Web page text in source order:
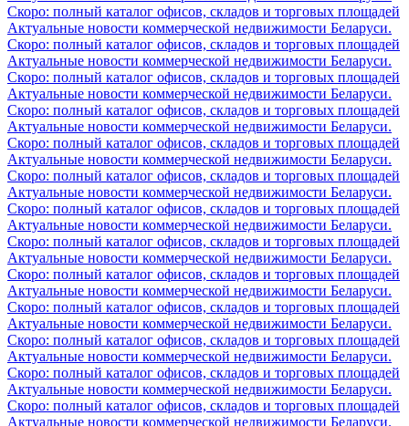
Скоро: полный каталог офисов, складов и торговых площадей
Актуальные новости коммерческой недвижимости Беларуси.
Скоро: полный каталог офисов, складов и торговых площадей
Актуальные новости коммерческой недвижимости Беларуси.
Скоро: полный каталог офисов, складов и торговых площадей
Актуальные новости коммерческой недвижимости Беларуси.
Скоро: полный каталог офисов, складов и торговых площадей
Актуальные новости коммерческой недвижимости Беларуси.
Скоро: полный каталог офисов, складов и торговых площадей
Актуальные новости коммерческой недвижимости Беларуси.
Скоро: полный каталог офисов, складов и торговых площадей
Актуальные новости коммерческой недвижимости Беларуси.
Скоро: полный каталог офисов, складов и торговых площадей
Актуальные новости коммерческой недвижимости Беларуси.
Скоро: полный каталог офисов, складов и торговых площадей
Актуальные новости коммерческой недвижимости Беларуси.
Скоро: полный каталог офисов, складов и торговых площадей
Актуальные новости коммерческой недвижимости Беларуси.
Скоро: полный каталог офисов, складов и торговых площадей
Актуальные новости коммерческой недвижимости Беларуси.
Скоро: полный каталог офисов, складов и торговых площадей
Актуальные новости коммерческой недвижимости Беларуси.
Скоро: полный каталог офисов, складов и торговых площадей
Актуальные новости коммерческой недвижимости Беларуси.
Скоро: полный каталог офисов, складов и торговых площадей
Актуальные новости коммерческой недвижимости Беларуси.